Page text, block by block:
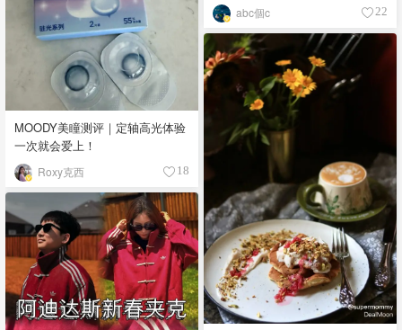
abc個c 22
MOODY美瞳测评｜定轴高光体验
一次就会爱上！
Roxy克西 18